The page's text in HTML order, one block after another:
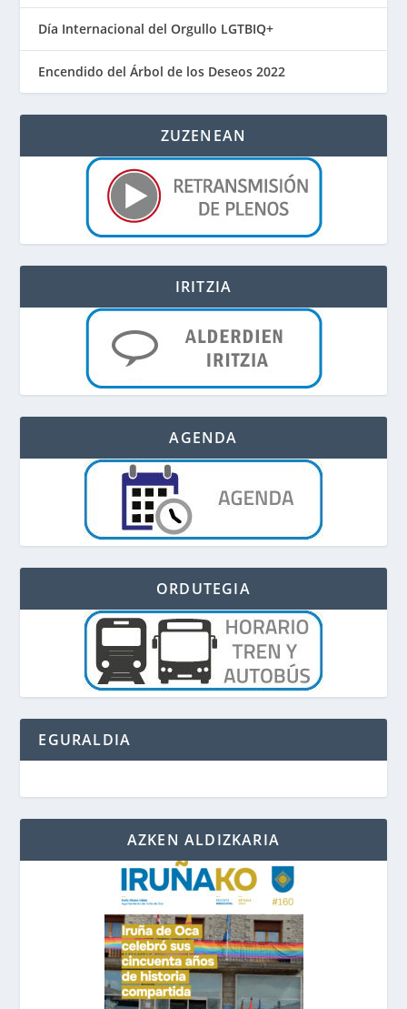
Día Internacional del Orgullo LGTBIQ+
Encendido del Árbol de los Deseos 2022
ZUZENEAN
IRITZIA
AGENDA
ORDUTEGIA
EGURALDIA
AZKEN ALDIZKARIA